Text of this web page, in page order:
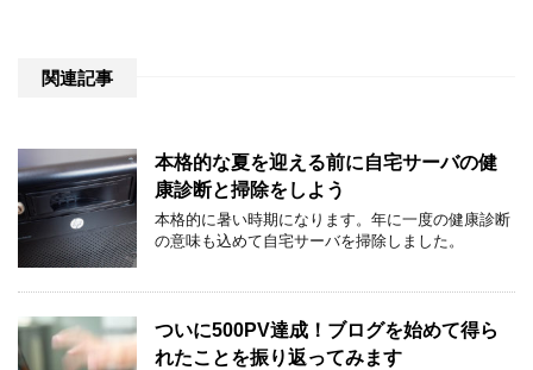
関連記事
本格的な夏を迎える前に自宅サーバの健
康診断と掃除をしよう
本格的に暑い時期になります。年に一度の健康診断
の意味も込めて自宅サーバを掃除しました。
ついに500PV達成！ブログを始めて得ら
れたことを振り返ってみます